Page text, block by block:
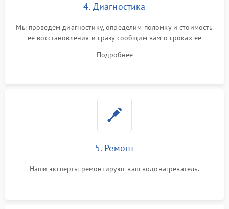
4. Диагностика
Мы проведем диагностику, определим поломку и стоимость
ее восстановления и сразу сообщим вам о сроках ее
Подробнее
5. Ремонт
Наши эксперты ремонтируют ваш водонагреватель.